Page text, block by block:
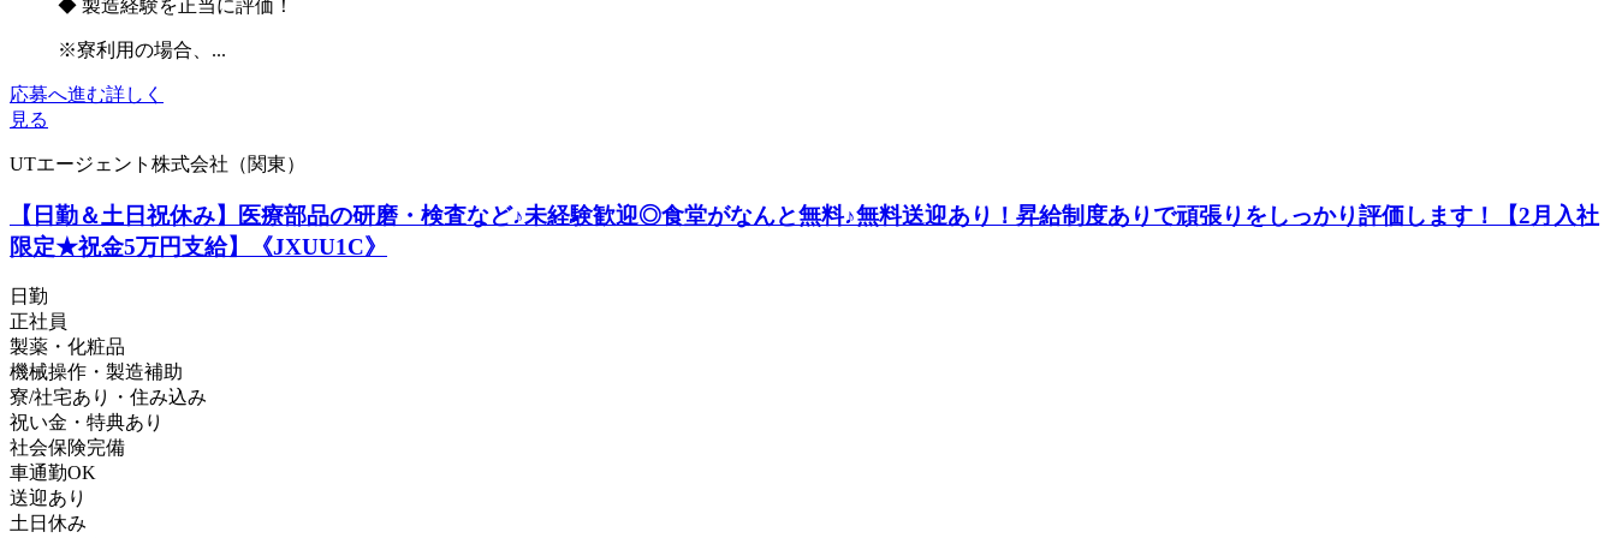
◆ 製造経験を正当に評価！
※寮利用の場合、...
応募へ進む詳しく
見る
UTエージェント株式会社（関東）
【日勤＆土日祝休み】医療部品の研磨・検査など♪未経験歓迎◎食堂がなんと無料♪無料送迎あり！昇給制度ありで頑張りをしっかり評価します！【2月入社
限定★祝金5万円支給】《JXUU1C》
日勤
正社員
製薬・化粧品
機械操作・製造補助
寮/社宅あり・住み込み
祝い金・特典あり
社会保険完備
車通勤OK
送迎あり
土日休み